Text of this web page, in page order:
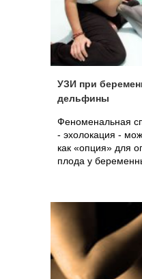
УЗИ при
дельфины
Феноменальная
- эхолокация -
как «опция» для
плода у